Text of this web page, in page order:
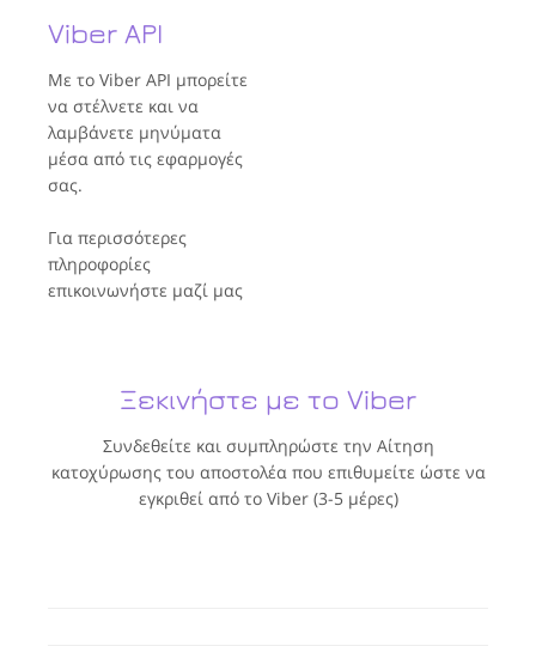
Viber API
Με το Viber API μπορείτε
να στέλνετε και να
λαμβάνετε μηνύματα
μέσα από τις εφαρμογές
σας.
Για περισσότερες
πληροφορίες
επικοινωνήστε μαζί μας
Ξεκινήστε με το Viber
Συνδεθείτε και συμπληρώστε την Αίτηση
κατοχύρωσης του αποστολέα που επιθυμείτε ώστε να
εγκριθεί από το Viber (3-5 μέρες)